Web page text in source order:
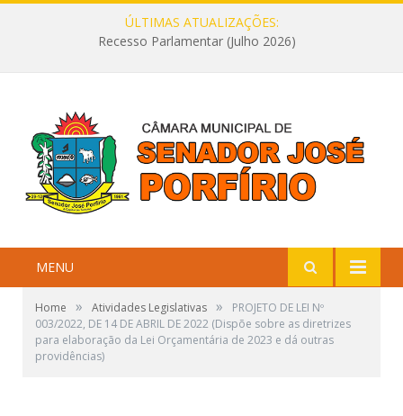
ÚLTIMAS ATUALIZAÇÕES:
Recesso Parlamentar (Julho 2026)
MENU
Home » Atividades Legislativas »
PROJETO DE LEI Nº
003/2022, DE 14 DE ABRIL DE 2022 (Dispõe sobre as diretrizes
para elaboração da Lei Orçamentária de 2023 e dá outras
providências)